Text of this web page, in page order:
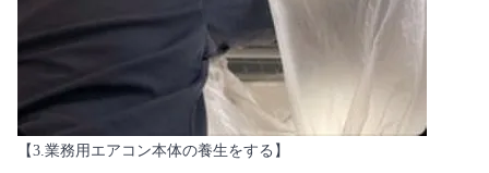
【3.業務用エアコン本体の養生をする】